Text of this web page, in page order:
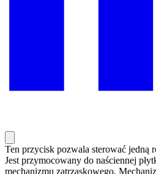
Ten przycisk pozwala sterować jedną
Jest przymocowany do naściennej
mechanizmu zatrzaskowego.